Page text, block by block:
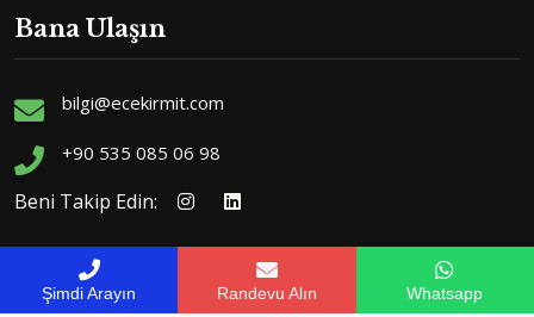
Bana Ulaşın
bilgi@ecekirmit.com
+90 535 085 06 98
Beni Takip Edin:
Şimdi Arayın Randevu Alın Whatsapp